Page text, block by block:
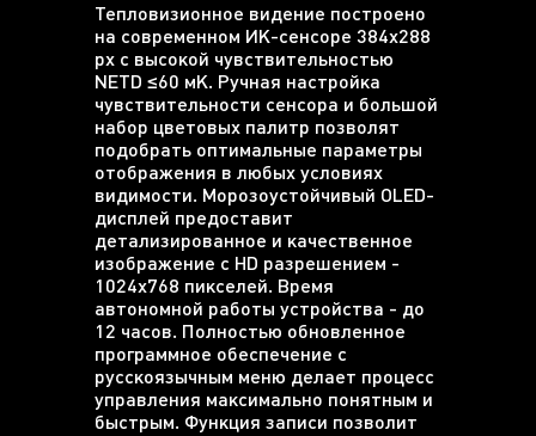
Тепловизионное видение построено
на современном ИК-сенсоре 384х288
px с высокой чувствительностью
NETD ≤60 мК. Ручная настройка
чувствительности сенсора и большой
набор цветовых палитр позволят
подобрать оптимальные параметры
отображения в любых условиях
видимости. Морозоустойчивый OLED-
дисплей предоставит
детализированное и качественное
изображение с HD разрешением -
1024x768 пикселей. Время
автономной работы устройства - до
12 часов. Полностью обновленное
программное обеспечение с
русскоязычным меню делает процесс
управления максимально понятным и
быстрым. Функция записи позволит